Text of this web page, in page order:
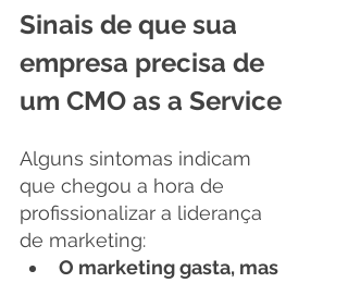
Sinais de que sua
empresa precisa de
um CMO as a Service
Alguns sintomas indicam
que chegou a hora de
profissionalizar a liderança
de marketing:
O marketing gasta, mas